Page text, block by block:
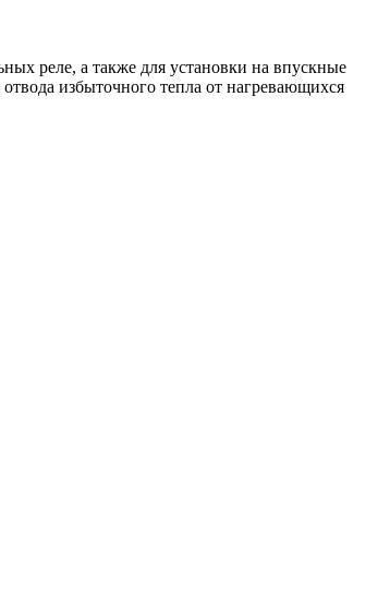
реле, а также для установки на впускные
избыточного тепла от нагревающихся